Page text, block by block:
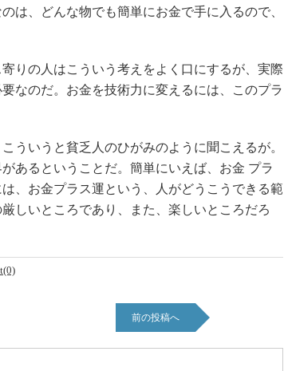
は、どんな物でも簡単にお金で手に入るので、
りの人はこういう考えをよく口にするが、実際
なのだ。お金を技術力に変えるには、このプラ
ういうと貧乏人のひがみのように聞こえるが。
あるということだ。簡単にいえば、お金 プラ
、お金プラス運という、人がどうこうできる範
しいところであり、また、楽しいところだろ
前の投稿へ